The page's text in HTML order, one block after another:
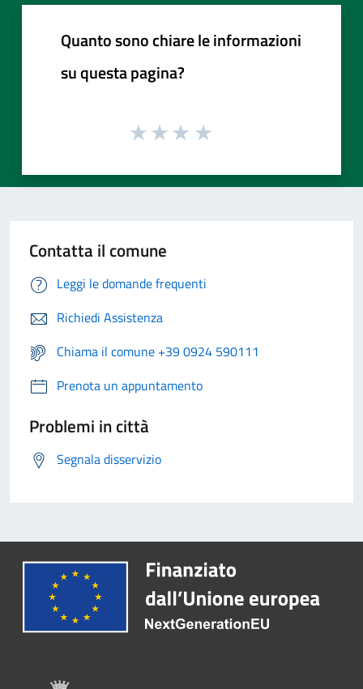
Quanto sono chiare le informazioni
su questa pagina?
Contatta il comune
Leggi le domande frequenti
Richiedi Assistenza
Chiama il comune +39 0924 590111
Prenota un appuntamento
Problemi in città
Segnala disservizio